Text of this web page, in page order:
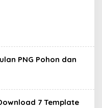
PNG Pohon dan
7 Template